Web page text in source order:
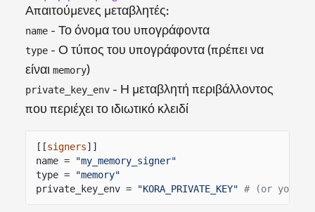
Απαιτούμενες μεταβλητές:
name - Το όνομα του υπογράφοντα
type - Ο τύπος του υπογράφοντα (πρέπει να
είναι memory)
private_key_env - Η μεταβλητή περιβάλλοντος
που περιέχει το ιδιωτικό κλειδί
[[signers]]
name =
"my_memory_signer"
type =
"memory"
private_key_env =
"KORA_PRIVATE_KEY" # (or your